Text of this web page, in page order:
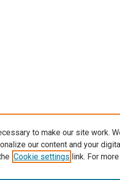
to make our site work.
our content and your
Cookie settings link. For